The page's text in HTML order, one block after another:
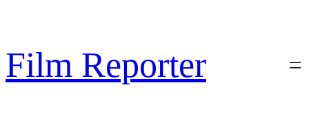
conținut
Film Reporter